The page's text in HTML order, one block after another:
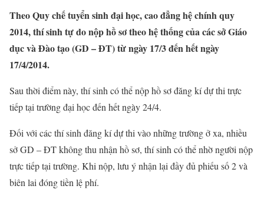
Theo Quy chế tuyển sinh đại học, cao đẳng hệ chính quy
2014, thí sinh tự do nộp hồ sơ theo hệ thống của các sở Giáo
dục và Đào tạo (GD – ĐT) từ ngày 17/3 đến hết ngày
17/4/2014.
Sau thời điểm này, thí sinh có thể nộp hồ sơ đăng kí dự thi trực
tiếp tại trường đại học đến hết ngày 24/4.
Đối với các thí sinh đăng kí dự thi vào những trường ở xa, nhiều
sở GD – ĐT không thu nhận hồ sơ, thí sinh có thể nhờ người nộp
trực tiếp tại trường. Khi nộp, lưu ý nhận lại đầy đủ phiếu số 2 và
biên lai đóng tiền lệ phí.